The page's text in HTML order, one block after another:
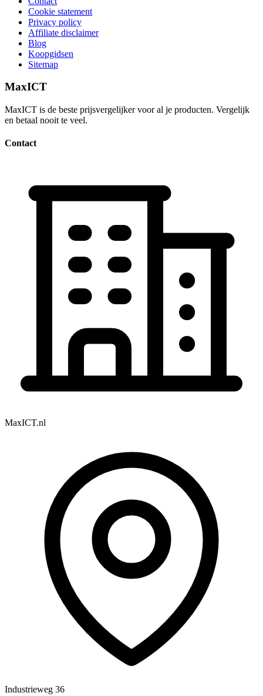
Cookie statement
Privacy policy
Affiliate disclaimer
Blog
Koopgidsen
Sitemap
MaxICT
MaxICT is de beste prijsvergelijker voor al je producten. Vergelijk
en betaal nooit te veel.
Contact
MaxICT.nl
Industrieweg 36